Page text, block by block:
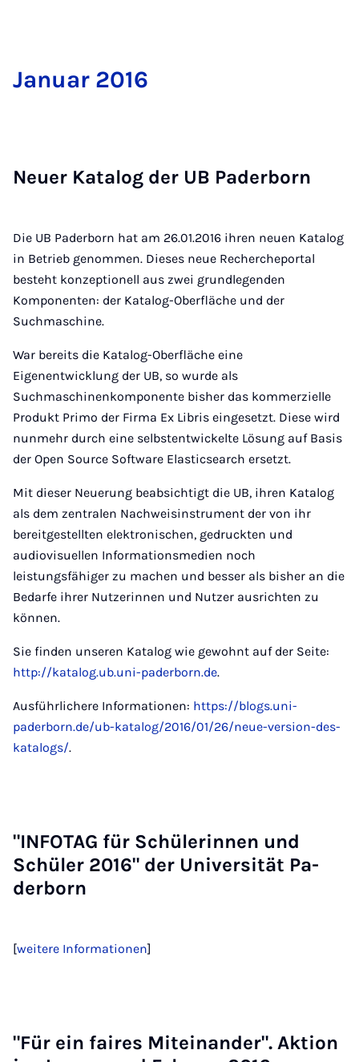
Ja­nu­ar 2016
Neu­er Ka­ta­log der UB Pa­der­born
Die UB Paderborn hat am 26.01.2016 ihren neuen Katalog
in Betrieb genommen. Dieses neue Rechercheportal
besteht konzeptionell aus zwei grundlegenden
Komponenten: der Katalog-Oberfläche und der
Suchmaschine.
War bereits die Katalog-Oberfläche eine
Eigenentwicklung der UB, so wurde als
Suchmaschinenkomponente bisher das kommerzielle
Produkt Primo der Firma Ex Libris eingesetzt. Diese wird
nunmehr durch eine selbstentwickelte Lösung auf Basis
der Open Source Software Elasticsearch ersetzt.
Mit dieser Neuerung beabsichtigt die UB, ihren Katalog
als dem zentralen Nachweisinstrument der von ihr
bereitgestellten elektronischen, gedruckten und
audiovisuellen Informationsmedien noch
leistungsfähiger zu machen und besser als bisher an die
Bedarfe ihrer Nutzerinnen und Nutzer ausrichten zu
können.
Sie finden unseren Katalog wie gewohnt auf der Seite:
http://katalog.ub.uni-paderborn.de.
Ausführlichere Informationen: https://blogs.uni-
paderborn.de/ub-katalog/2016/01/26/neue-version-des-
katalogs/.
"IN­FO­TAG für Schü­le­rin­nen und
Schü­ler 2016" der Uni­ver­si­tät Pa­
der­born
[weitere Informationen]
"Für ein fai­res Mit­ein­an­der". Ak­ti­on